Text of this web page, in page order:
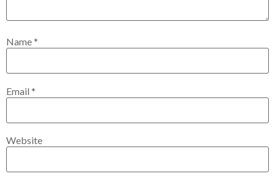
Name*
Email *
Website